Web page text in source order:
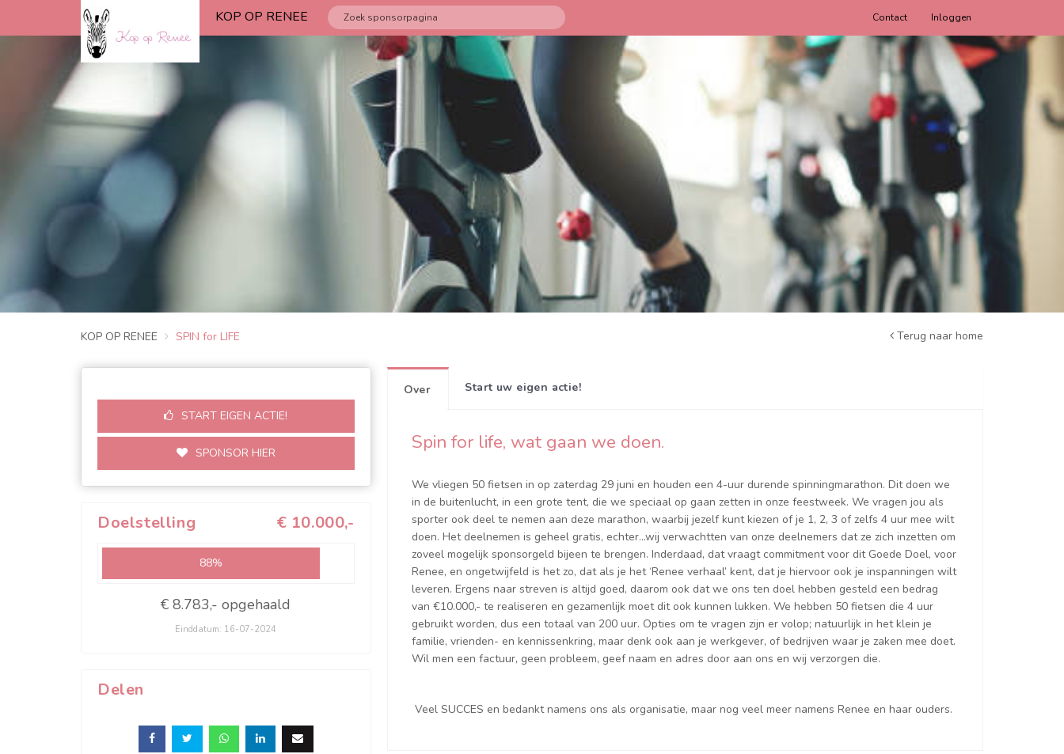
KOP OP RENEE Contact Inloggen
KOP OP RENEE SPIN for LIFE Terug naar home
START EIGEN ACTIE!
SPONSOR HIER
Doelstelling € 10.000,-
88%
€ 8.783,- opgehaald
Einddatum: 16-07-2024
Delen
Over Start uw eigen actie!
Spin for life, wat gaan we doen.
We vliegen 50 fietsen in op zaterdag 29 juni en houden een 4-uur durende spinningmarathon. Dit doen we
in de buitenlucht, in een grote tent, die we speciaal op gaan zetten in onze feestweek. We vragen jou als
sporter ook deel te nemen aan deze marathon, waarbij jezelf kunt kiezen of je 1, 2, 3 of zelfs 4 uur mee wilt
doen. Het deelnemen is geheel gratis, echter…wij verwachtten van onze deelnemers dat ze zich inzetten om
zoveel mogelijk sponsorgeld bijeen te brengen. Inderdaad, dat vraagt commitment voor dit Goede Doel, voor
Renee, en ongetwijfeld is het zo, dat als je het ‘Renee verhaal’ kent, dat je hiervoor ook je inspanningen wilt
leveren. Ergens naar streven is altijd goed, daarom ook dat we ons ten doel hebben gesteld een bedrag
van €10.000,- te realiseren en gezamenlijk moet dit ook kunnen lukken. We hebben 50 fietsen die 4 uur
gebruikt worden, dus een totaal van 200 uur. Opties om te vragen zijn er volop; natuurlijk in het klein je
familie, vrienden- en kennissenkring, maar denk ook aan je werkgever, of bedrijven waar je zaken mee doet.
Wil men een factuur, geen probleem, geef naam en adres door aan ons en wij verzorgen die.
Veel SUCCES en bedankt namens ons als organisatie, maar nog veel meer namens Renee en haar ouders.